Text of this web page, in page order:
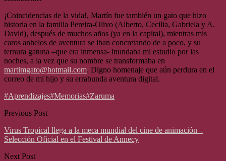
¡Coincidencias de la vida!, Martín fue también un gato que hizo
historia en la familia Pereira-Olivo (Alberto, Cecilia, Gabriela y A.
David), después de muchos años (ya en la capital), mientras mis
caros anhelos de aventura se iban concretando de a poco, y su
ternura gatuna –que era inmensa- inundaba mi estudio por las
noches, a la vez que su nombre se transformaba en
martimgato@hotmail.com. Digno homenaje que aún perdura en el
correo de mi hijo y su errabunda aventura digital.
#Aprendizajes#Memorias#Zaruma
Previous Post
Virus Tropical llega a la meca mundial del cine de animación –
Selección Oficial en el Festival de Annecy
Next Post